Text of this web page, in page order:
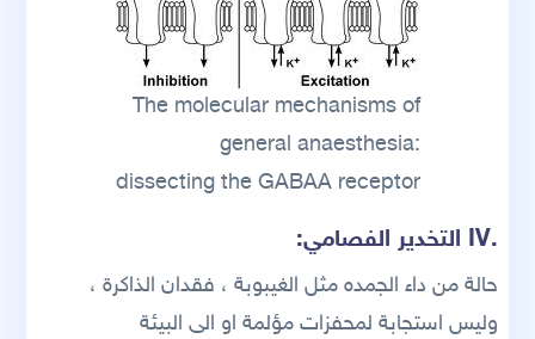
The molecular mechanisms of
general anaesthesia:
dissecting the GABAA receptor
.IV التخدير الفصامي:
حالة من داء الجمده مثل الغيبوبة ، فقدان الذاكرة ،
وليس استجابة لمحفزات مؤلمة او الى البيئة